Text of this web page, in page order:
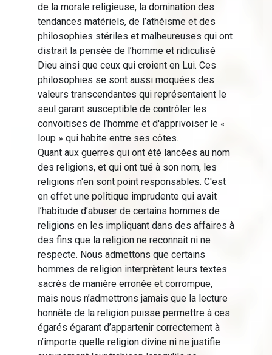
de la morale religieuse, la domination des
tendances matériels, de l’athéisme et des
philosophies stériles et malheureuses qui ont
distrait la pensée de l’homme et ridiculisé
Dieu ainsi que ceux qui croient en Lui. Ces
philosophies se sont aussi moquées des
valeurs transcendantes qui représentaient le
seul garant susceptible de contrôler les
convoitises de l’homme et d'apprivoiser le «
loup » qui habite entre ses côtes.
Quant aux guerres qui ont été lancées au nom
des religions, et qui ont tué à son nom, les
religions n'en sont point responsables. C'est
en effet une politique imprudente qui avait
l’habitude d’abuser de certains hommes de
religions en les impliquant dans des affaires à
des fins que la religion ne reconnait ni ne
respecte. Nous admettons que certains
hommes de religion interprètent leurs textes
sacrés de manière erronée et corrompue,
mais nous n’admettrons jamais que la lecture
honnête de la religion puisse permettre à ces
égarés égarant d’appartenir correctement à
n’importe quelle religion divine ni ne justifie